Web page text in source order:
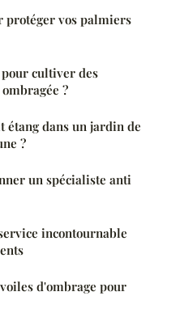
protéger vos palmiers
cultiver des
?
dans un jardin de
?
un spécialiste anti
incontournable
d'ombrage pour